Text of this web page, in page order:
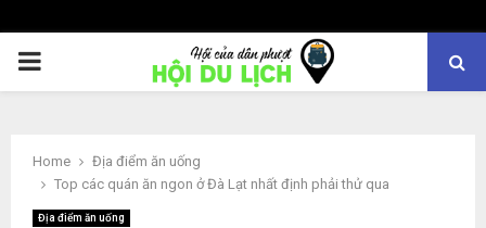
PRIMARY
Home
Địa điểm ăn uống
Top các quán ăn ngon ở Đà Lạt nhất định phải thử qua
Địa điểm ăn uống